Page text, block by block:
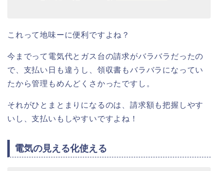
これって地味ーに便利ですよね？
今までって電気代とガス台の請求がバラバラだったの
で、支払い日も違うし、領収書もバラバラになってい
たから管理もめんどくさかったですし。
それがひとまとまりになるのは、請求額も把握しやす
いし、支払いもしやすいですよね！
電気の見える化使える